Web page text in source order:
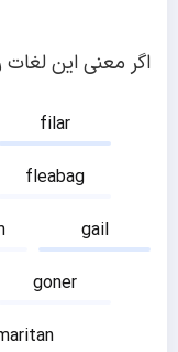
اگر معنی این
filar
fleabag
gail
goner